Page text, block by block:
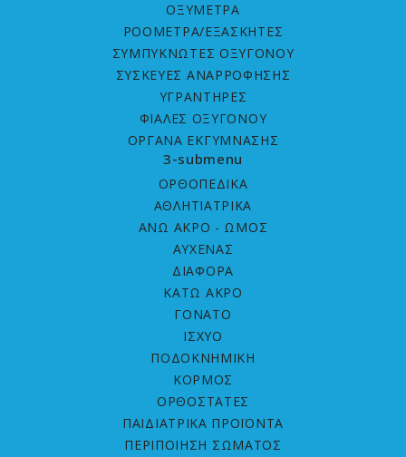
ΟΞΥΜΕΤΡΑ
ΡΟΟΜΕΤΡΑ/ΕΞΑΣΚΗΤΕΣ
ΣΥΜΠΥΚΝΩΤΕΣ ΟΞΥΓΟΝΟΥ
ΣΥΣΚΕΥΕΣ ΑΝΑΡΡΟΦΗΣΗΣ
ΥΓΡΑΝΤΗΡΕΣ
ΦΙΑΛΕΣ ΟΞΥΓΟΝΟΥ
ΟΡΓΑΝΑ ΕΚΓΥΜΝΑΣΗΣ
3-submenu
ΟΡΘΟΠΕΔΙΚΑ
ΑΘΛΗΤΙΑΤΡΙΚΑ
ΑΝΩ ΑΚΡΟ - ΩΜΟΣ
ΑΥΧΕΝΑΣ
ΔΙΑΦΟΡΑ
ΚΑΤΩ ΑΚΡΟ
ΓΟΝΑΤΟ
ΙΣΧΥΟ
ΠΟΔΟΚΝΗΜΙΚΗ
ΚΟΡΜΟΣ
ΟΡΘΟΣΤΑΤΕΣ
ΠΑΙΔΙΑΤΡΙΚΑ ΠΡΟΪΟΝΤΑ
ΠΕΡΙΠΟΙΗΣΗ ΣΩΜΑΤΟΣ